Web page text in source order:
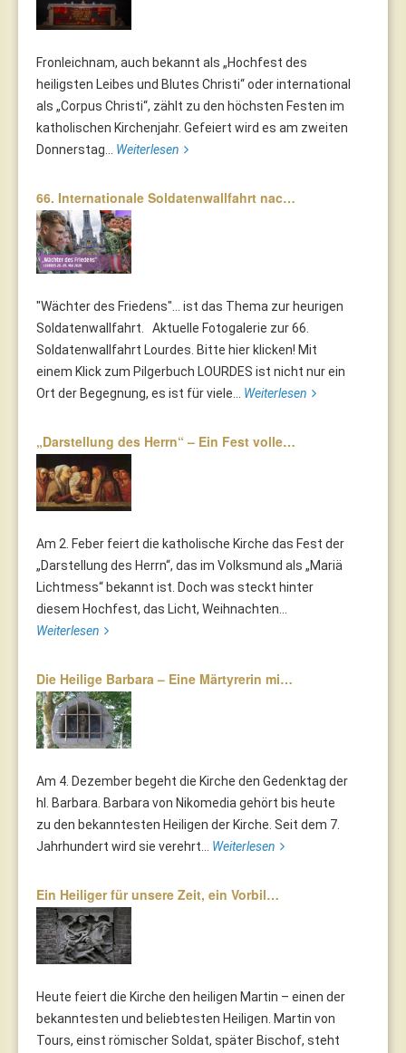
Fronleichnam, auch bekannt als „Hochfest des
heiligsten Leibes und Blutes Christi“ oder international
als „Corpus Christi“, zählt zu den höchsten Festen im
katholischen Kirchenjahr. Gefeiert wird es am zweiten
Donnerstag... Weiterlesen
66. Internationale Soldatenwallfahrt nac…
"Wächter des Friedens"... ist das Thema zur heurigen
Soldatenwallfahrt. Aktuelle Fotogalerie zur 66.
Soldatenwallfahrt Lourdes. Bitte hier klicken! Mit
einem Klick zum Pilgerbuch LOURDES ist nicht nur ein
Ort der Begegnung, es ist für viele... Weiterlesen
„Darstellung des Herrn“ – Ein Fest volle…
Am 2. Feber feiert die katholische Kirche das Fest der
„Darstellung des Herrn“, das im Volksmund als „Mariä
Lichtmess“ bekannt ist. Doch was steckt hinter
diesem Hochfest, das Licht, Weihnachten...
Weiterlesen
Die Heilige Barbara – Eine Märtyrerin mi…
Am 4. Dezember begeht die Kirche den Gedenktag der
hl. Barbara. Barbara von Nikomedia gehört bis heute
zu den bekanntesten Heiligen der Kirche. Seit dem 7.
Jahrhundert wird sie verehrt... Weiterlesen
Ein Heiliger für unsere Zeit, ein Vorbil…
Heute feiert die Kirche den heiligen Martin – einen der
bekanntesten und beliebtesten Heiligen. Martin von
Tours, einst römischer Soldat, später Bischof, steht